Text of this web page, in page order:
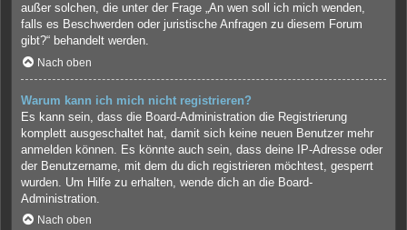
außer solchen, die unter der Frage „An wen soll ich mich wenden,
falls es Beschwerden oder juristische Anfragen zu diesem Forum
gibt?“ behandelt werden.
Nach oben
Warum kann ich mich nicht registrieren?
Es kann sein, dass die Board-Administration die Registrierung
komplett ausgeschaltet hat, damit sich keine neuen Benutzer mehr
anmelden können. Es könnte auch sein, dass deine IP-Adresse oder
der Benutzername, mit dem du dich registrieren möchtest, gesperrt
wurden. Um Hilfe zu erhalten, wende dich an die Board-
Administration.
Nach oben